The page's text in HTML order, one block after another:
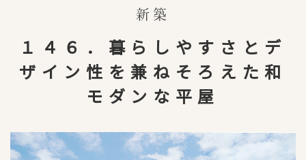
新築
１４６．暮らしやすさとデ
ザイン性を兼ねそろえた和
モダンな平屋